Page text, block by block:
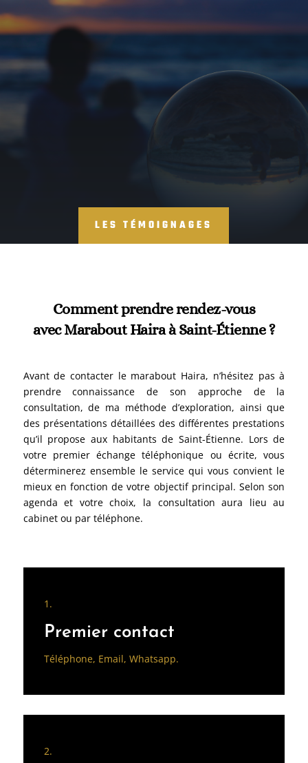
99%
LES TÉMOIGNAGES
Comment prendre rendez-vous
avec Marabout Haira à Saint-Étienne ?
Avant de contacter le marabout Haira, n’hésitez pas à
prendre connaissance de son approche de la
consultation, de ma méthode d’exploration, ainsi que
des présentations détaillées des différentes prestations
qu’il propose aux habitants de Saint-Étienne. Lors de
votre premier échange téléphonique ou écrite, vous
déterminerez ensemble le service qui vous convient le
mieux en fonction de votre objectif principal. Selon son
agenda et votre choix, la consultation aura lieu au
cabinet ou par téléphone.
1.
Premier contact
Téléphone, Email, Whatsapp.
2.